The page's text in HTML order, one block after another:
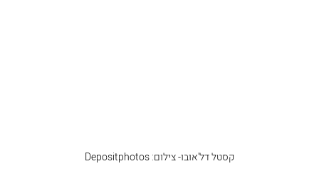
קסטל דל'אובו- צילום: Depositphotos